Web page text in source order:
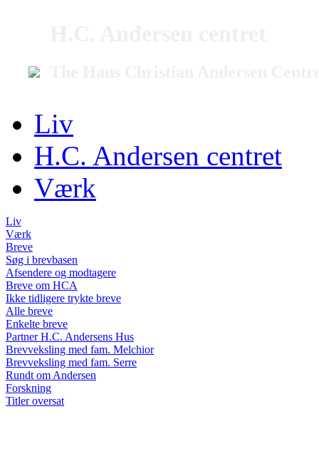
Liv
H.C. Andersen centret
Værk
Liv
Værk
Breve
Søg i brevbasen
Afsendere og modtagere
Breve om HCA
Ikke tidligere trykte breve
Alle breve
Enkelte breve
Partner H.C. Andersens Hus
Brevveksling med fam. Melchior
Brevveksling med fam. Serre
Rundt om Andersen
Forskning
Titler oversat